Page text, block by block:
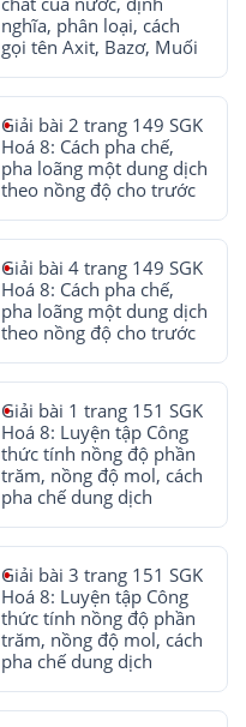
nghĩa, phân loại, cách
gọi tên Axit, Bazơ, Muối
Giải bài 2 trang 149 SGK
Hoá 8: Cách pha chế,
pha loãng một dung dịch
theo nồng độ cho trước
Giải bài 4 trang 149 SGK
Hoá 8: Cách pha chế,
pha loãng một dung dịch
theo nồng độ cho trước
Giải bài 1 trang 151 SGK
Hoá 8: Luyện tập Công
thức tính nồng độ phần
trăm, nồng độ mol, cách
pha chế dung dịch
Giải bài 3 trang 151 SGK
Hoá 8: Luyện tập Công
thức tính nồng độ phần
trăm, nồng độ mol, cách
pha chế dung dịch